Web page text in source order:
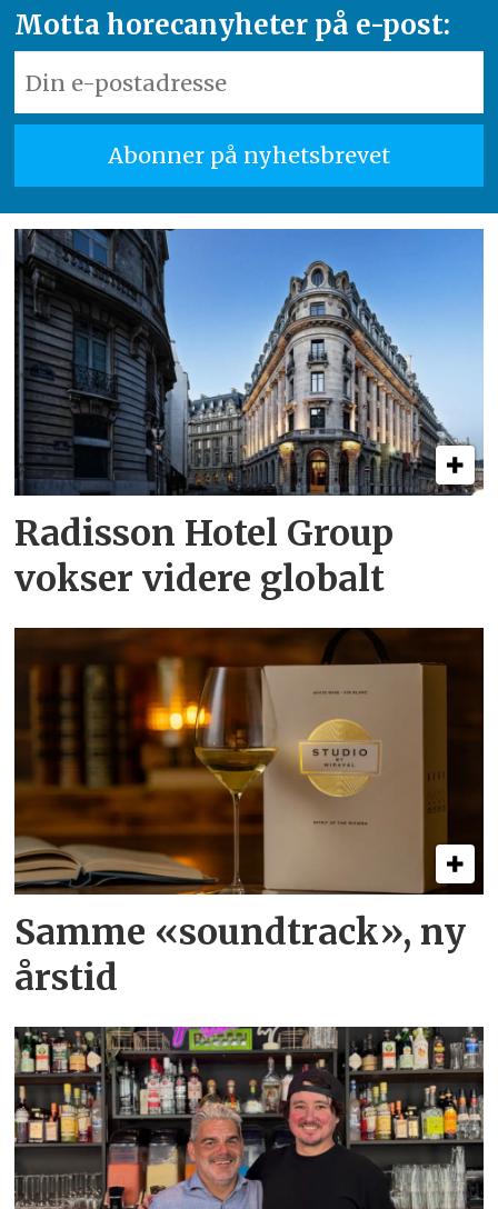
Motta horecanyheter på e-post:
Radisson Hotel Group
vokser videre globalt
Samme «soundtrack», ny
årstid